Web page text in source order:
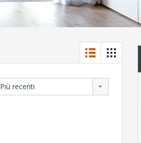
Più recenti